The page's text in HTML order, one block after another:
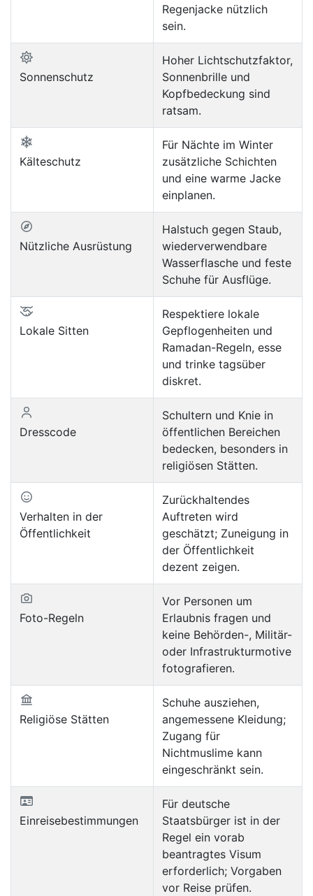
Regenjacke nützlich
sein.
Sonnenschutz
Hoher Lichtschutzfaktor,
Sonnenbrille und
Kopfbedeckung sind
ratsam.
Kälteschutz
Für Nächte im Winter
zusätzliche Schichten
und eine warme Jacke
einplanen.
Nützliche Ausrüstung
Halstuch gegen Staub,
wiederverwendbare
Wasserflasche und feste
Schuhe für Ausflüge.
Lokale Sitten
Respektiere lokale
Gepflogenheiten und
Ramadan-Regeln, esse
und trinke tagsüber
diskret.
Dresscode
Schultern und Knie in
öffentlichen Bereichen
bedecken, besonders in
religiösen Stätten.
Verhalten in der
Öffentlichkeit
Zurückhaltendes
Auftreten wird
geschätzt; Zuneigung in
der Öffentlichkeit
dezent zeigen.
Foto-Regeln
Vor Personen um
Erlaubnis fragen und
keine Behörden-, Militär-
oder Infrastrukturmotive
fotografieren.
Religiöse Stätten
Schuhe ausziehen,
angemessene Kleidung;
Zugang für
Nichtmuslime kann
eingeschränkt sein.
Einreisebestimmungen
Für deutsche
Staatsbürger ist in der
Regel ein vorab
beantragtes Visum
erforderlich; Vorgaben
vor Reise prüfen.